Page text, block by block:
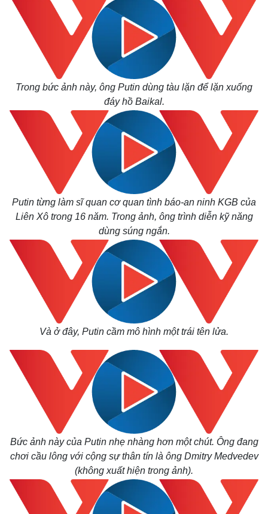
Hồ sơ
E-Magazine
Infographic
Trong bức ảnh này, ông Putin dùng tàu lặn để lặn xuống
đáy hồ Baikal.
Putin từng làm sĩ quan cơ quan tình báo-an ninh KGB của
Liên Xô trong 16 năm. Trong ảnh, ông trình diễn kỹ năng
dùng súng ngắn.
Và ở đây, Putin cầm mô hình một trái tên lửa.
Bức ảnh này của Putin nhẹ nhàng hơn một chút. Ông đang
chơi cầu lông với cộng sự thân tín là ông Dmitry Medvedev
(không xuất hiện trong ảnh).